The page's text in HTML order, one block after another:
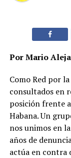
Por Mario
Como Red por
consultados en
posición frente
Habana. Un
nos unimos en
años de
actúa en contra